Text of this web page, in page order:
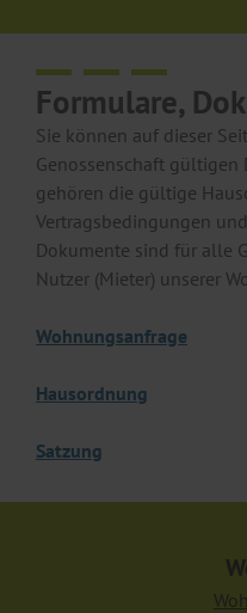
Formulare,
Sie können auf dieser
Genossenschaft gültigen
gehören die gültige
Vertragsbedingungen
Dokumente sind für alle
Nutzer (Mieter) unserer
Wohnungsanfrage
Hausordnung
Satzung